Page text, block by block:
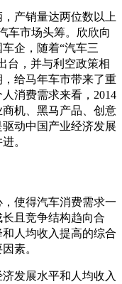
产销量达两位数以上
车市场头筹。欣欣向
企，随着“汽车三
台，并与利空政策相
给马年车市带来了重
消费需求来看，2014
机、黑马产品、创意
动中国产业经济发展
。
使得汽车消费需求一
且竞争结构趋向合
人均收入提高的综合
素。
发展水平和人均收入